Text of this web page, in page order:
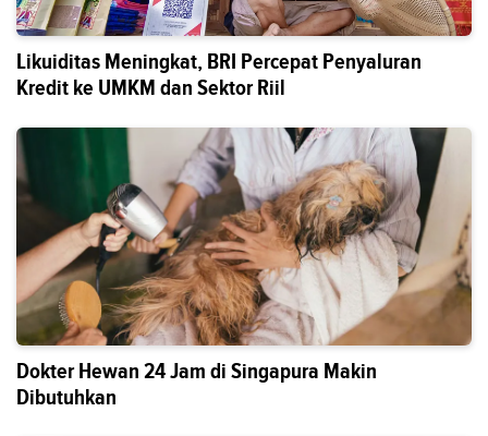
Likuiditas Meningkat, BRI Percepat Penyaluran
Kredit ke UMKM dan Sektor Riil
Dokter Hewan 24 Jam di Singapura Makin
Dibutuhkan